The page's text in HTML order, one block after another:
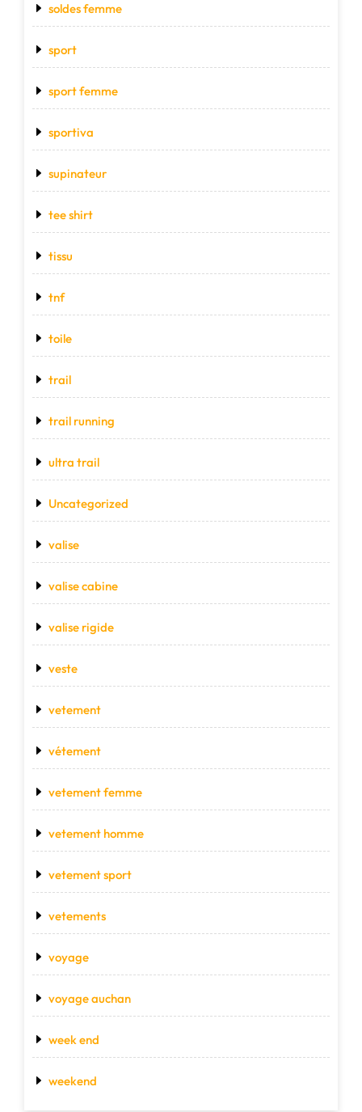
soldes femme
sport
sport femme
sportiva
supinateur
tee shirt
tissu
tnf
toile
trail
trail running
ultra trail
Uncategorized
valise
valise cabine
valise rigide
veste
vetement
vétement
vetement femme
vetement homme
vetement sport
vetements
voyage
voyage auchan
week end
weekend